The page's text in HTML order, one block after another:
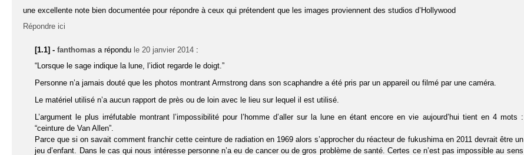
une excellente note bien documentée pour répondre à ceux qui prétendent que les images proviennent des studios d’Hollywood
Répondre ici
[1.1] -fanthomas a répondu le 20 janvier 2014 :
“Lorsque le sage indique la lune, l’idiot regarde le doigt.”
Personne n’a jamais douté que les photos montrant Armstrong dans son scaphandre a été pris par un appareil ou filmé par une caméra.
Le matériel utilisé n’a aucun rapport de près ou de loin avec le lieu sur lequel il est utilisé.
L’argument le plus irréfutable montrant l’impossibilité pour l’homme d’aller sur la lune en étant encore en vie aujourd’hui tient en 4 mots :
“ceinture de Van Allen”.
Parce que si on savait comment franchir cette ceinture de radiation en 1969 alors s’approcher du réacteur de fukushima en 2011 devrait être un
jeu d’enfant. Dans le cas qui nous intéresse personne n’a eu de cancer ou de gros problème de santé. Certes ce n’est pas impossible au sens